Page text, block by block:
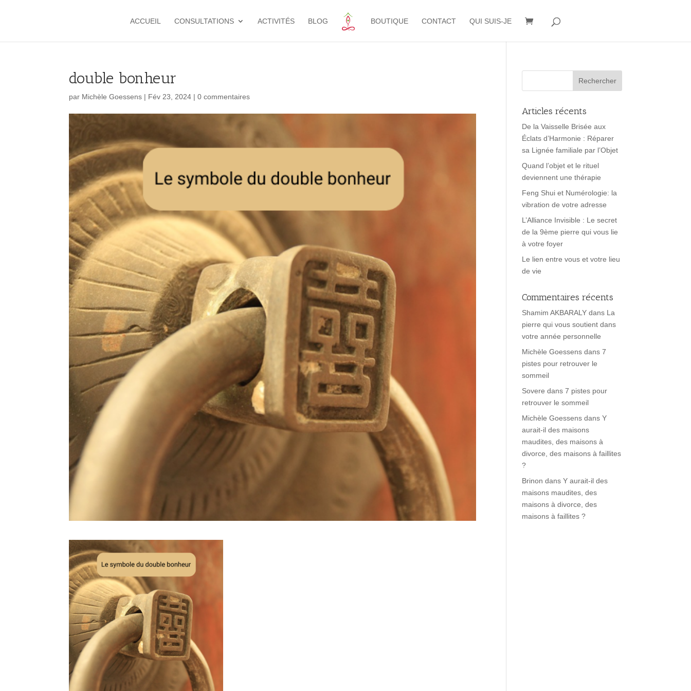
ACCUEIL CONSULTATIONS ACTIVITÉS BLOG BOUTIQUE CONTACT QUI SUIS-JE
double bonheur
par Michèle Goessens | Fév 23, 2024 |0 commentaires
Articles récents
De la Vaisselle Brisée aux
Éclats d’Harmonie : Réparer
sa Lignée familiale par l’Objet
Quand l’objet et le rituel
deviennent une thérapie
Feng Shui et Numérologie: la
vibration de votre adresse
L’Alliance Invisible : Le secret
de la 9ème pierre qui vous lie
à votre foyer
Le lien entre vous et votre lieu
de vie
Commentaires récents
Shamim AKBARALY dans La
pierre qui vous soutient dans
votre année personnelle
Michèle Goessens dans7
pistes pour retrouver le
sommeil
Sovere dans7 pistes pour
retrouver le sommeil
Michèle Goessens dansY
aurait-il des maisons
maudites, des maisons à
divorce, des maisons à faillites
?
Brinon dansY aurait-il des
maisons maudites, des
maisons à divorce, des
maisons à faillites ?